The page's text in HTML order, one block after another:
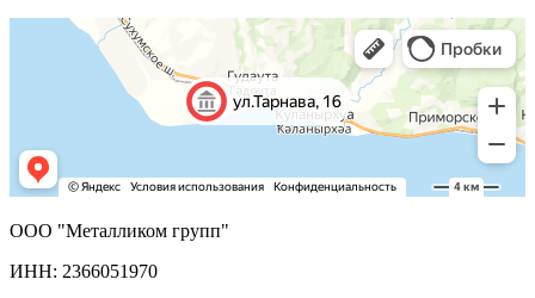
ООО "Металликом групп"
ИНН: 2366051970